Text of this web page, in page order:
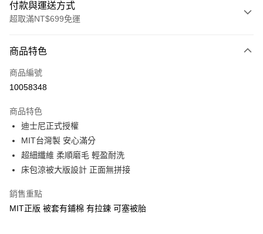
付款與運送方式
超取滿NT$699免運
信用卡一次付款
超商取貨付款
Apple Pay
街口支付
悠遊付
Google Pay
ATM付款
商品特色
商品編號
10058348
商品特色
迪士尼正式授權
MIT台灣製 安心滿分
超細纖維 柔順磨毛 輕盈耐洗
床包涼被大版設計 正面無拼接
銷售重點
MIT正版 被套有鋪棉 有拉鍊 可塞被胎